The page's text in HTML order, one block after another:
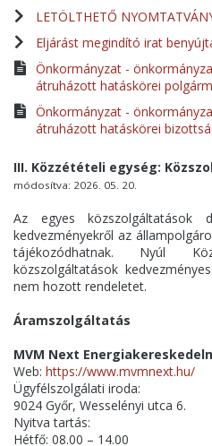
LETÖLTHETŐ
Eljárást megindító irat
Önkormányzat -
átruházott hatáskörei
Önkormányzat -
átruházott hatáskörei
III. Közzétételi egység:
módosítva: 2026. 05. 20.
Az egyes
kedvezményekről az
tájékozódhatnak. Nyúl
közszolgáltatások
nem hozott rendeletet.
Áramszolgáltatás
MVM Next
Web: https://www.mvmnext.hu/
Ügyfélszolgálati iroda:
9024 Győr, Wesselényi utca 6.
Nyitva tartás:
Hétfő: 08.00 – 14.00